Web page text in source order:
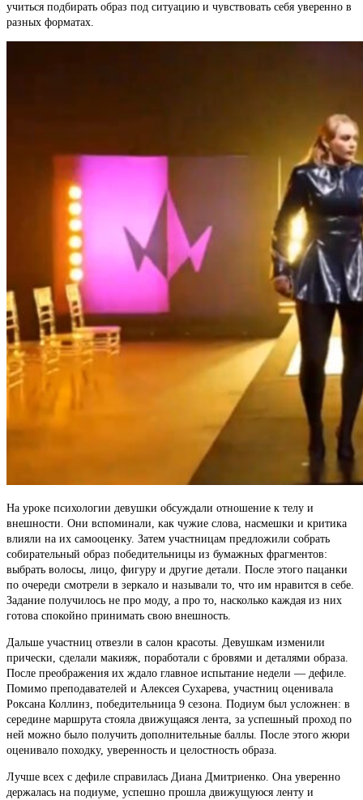
учиться подбирать образ под ситуацию и чувствовать себя уверенно в
разных форматах.
На уроке психологии девушки обсуждали отношение к телу и
внешности. Они вспоминали, как чужие слова, насмешки и критика
влияли на их самооценку. Затем участницам предложили собрать
собирательный образ победительницы из бумажных фрагментов:
выбрать волосы, лицо, фигуру и другие детали. После этого пацанки
по очереди смотрели в зеркало и называли то, что им нравится в себе.
Задание получилось не про моду, а про то, насколько каждая из них
готова спокойно принимать свою внешность.
Дальше участниц отвезли в салон красоты. Девушкам изменили
прически, сделали макияж, поработали с бровями и деталями образа.
После преображения их ждало главное испытание недели — дефиле.
Помимо преподавателей и Алексея Сухарева, участниц оценивала
Роксана Коллинз, победительница 9 сезона. Подиум был усложнен: в
середине маршрута стояла движущаяся лента, за успешный проход по
ней можно было получить дополнительные баллы. После этого жюри
оценивало походку, уверенность и целостность образа.
Лучше всех с дефиле справилась Диана Дмитриенко. Она уверенно
держалась на подиуме, успешно прошла движущуюся ленту и